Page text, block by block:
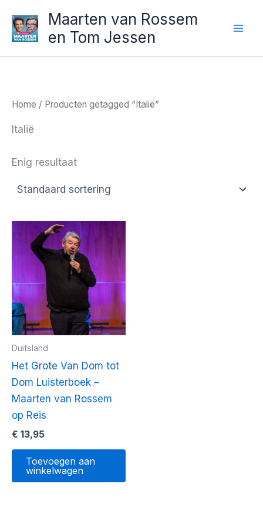
naar
inhoud
Maarten van Rossem
en Tom Jessen
Home / Producten getagged “Italië”
Italië
Enig resultaat
Duitsland
Het Grote Van Dom tot
Dom Luisterboek –
Maarten van Rossem
op Reis
€ 13,95
Toevoegen aan
winkelwagen